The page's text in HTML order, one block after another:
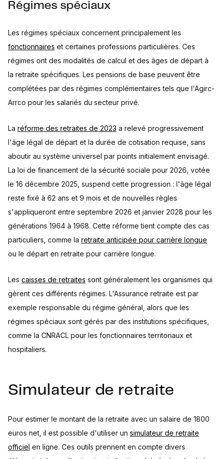
Régimes spéciaux
Les régimes spéciaux concernent principalement les
fonctionnaires et certaines professions particulières. Ces
régimes ont des modalités de calcul et des âges de départ à
la retraite spécifiques. Les pensions de base peuvent être
complétées par des régimes complémentaires tels que l'Agirc-
Arrco pour les salariés du secteur privé.
La réforme des retraites de 2023 a relevé progressivement
l'âge légal de départ et la durée de cotisation requise, sans
aboutir au système universel par points initialement envisagé.
La loi de financement de la sécurité sociale pour 2026, votée
le 16 décembre 2025, suspend cette progression : l'âge légal
reste fixé à 62 ans et 9 mois et de nouvelles règles
s'appliqueront entre septembre 2026 et janvier 2028 pour les
générations 1964 à 1968. Cette réforme tient compte des cas
particuliers, comme la retraite anticipée pour carrière longue
ou le départ en retraite pour carrière longue.
Les caisses de retraites sont généralement les organismes qui
gèrent ces différents régimes. L'Assurance retraite est par
exemple responsable du régime général, alors que les
régimes spéciaux sont gérés par des institutions spécifiques,
comme la CNRACL pour les fonctionnaires territoriaux et
hospitaliers.
Simulateur de retraite
Pour estimer le montant de la retraite avec un salaire de 1800
euros net, il est possible d'utiliser un simulateur de retraite
officiel en ligne. Ces outils prennent en compte divers